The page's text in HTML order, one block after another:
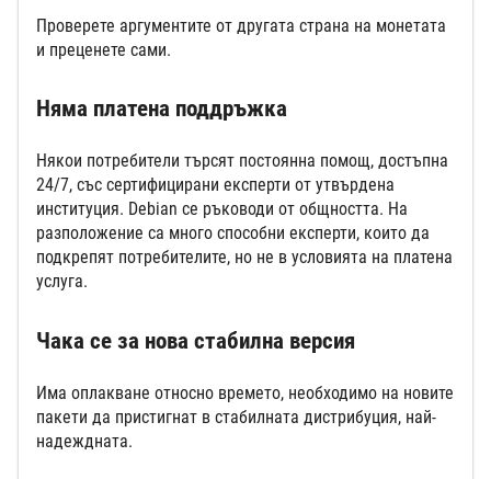
Проверете аргументите от другата страна на монетата
и преценете сами.
Няма платена поддръжка
Някои потребители търсят постоянна помощ, достъпна
24/7, със сертифицирани експерти от утвърдена
институция. Debian се ръководи от общността. На
разположение са много способни експерти, които да
подкрепят потребителите, но не в условията на платена
услуга.
Чака се за нова стабилна версия
Има оплакване относно времето, необходимо на новите
пакети да пристигнат в стабилната дистрибуция, най-
надеждната.